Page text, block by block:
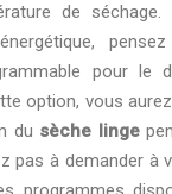
de
pour le
option, vous
du sèche linge
pas à demander à